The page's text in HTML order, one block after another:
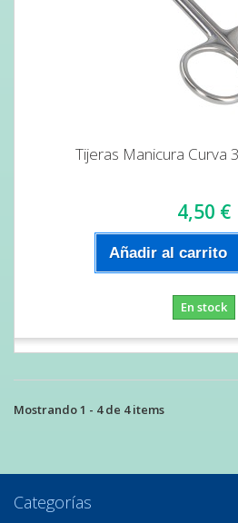
Tijeras Manicura Curva
4,50 €
Añadir al carrito
En stock
Mostrando 1 - 4 de 4 items
Categorías